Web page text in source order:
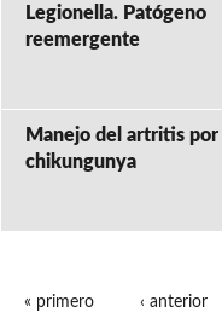
Legionella. Patógeno
reemergente
Manejo del artritis por
chikungunya
« primero ‹ anterior